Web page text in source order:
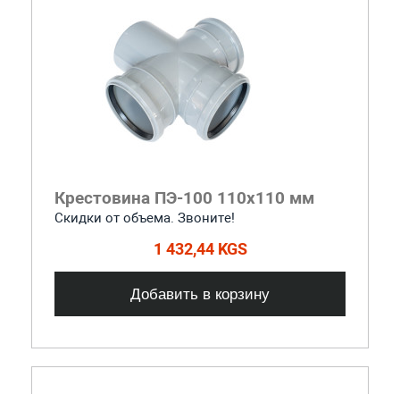
Крестовина ПЭ-100 110x110 мм
Скидки от объема. Звоните!
1 432,44 KGS
Добавить в корзину